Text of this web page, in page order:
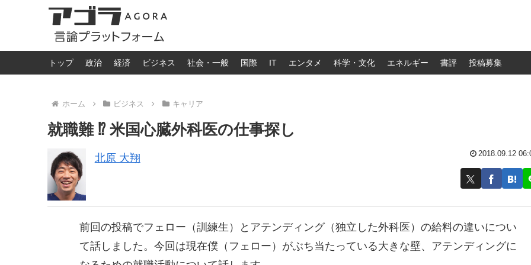
トップ 政治 経済 ビジネス 社会・一般 国際 IT エンタメ 科学・文化 エネルギー 書評 投稿募集
ホーム ビジネス キャリア
就職難 ⁉︎ 米国心臓外科医の仕事探し
北原 大翔 2018.09.12
前回の投稿でフェロー（訓練生）とアテンディング（独立した外科医）の給料の違いについ
て話しました。今回は現在僕（フェロー）がぶち当たっている大きな壁、アテンディングに